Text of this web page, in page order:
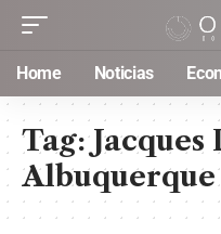
Home Noticias
Tag:
Albuquerque